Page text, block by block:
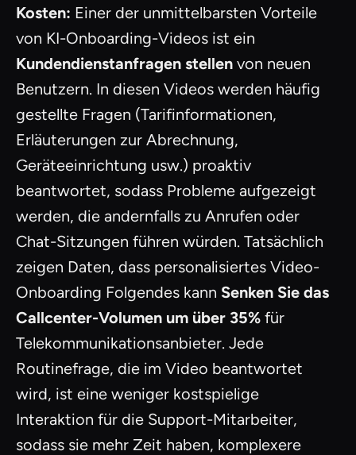
Kosten: Einer der unmittelbarsten Vorteile
von KI-Onboarding-Videos ist ein
Kundendienstanfragen stellen von neuen
Benutzern. In diesen Videos werden häufig
gestellte Fragen (Tarifinformationen,
Erläuterungen zur Abrechnung,
Geräteeinrichtung usw.) proaktiv
beantwortet, sodass Probleme aufgezeigt
werden, die andernfalls zu Anrufen oder
Chat-Sitzungen führen würden. Tatsächlich
zeigen Daten, dass personalisiertes Video-
Onboarding Folgendes kann Senken Sie das
Callcenter-Volumen um über 35% für
Telekommunikationsanbieter. Jede
Routinefrage, die im Video beantwortet
wird, ist eine weniger kostspielige
Interaktion für die Support-Mitarbeiter,
sodass sie mehr Zeit haben, komplexere